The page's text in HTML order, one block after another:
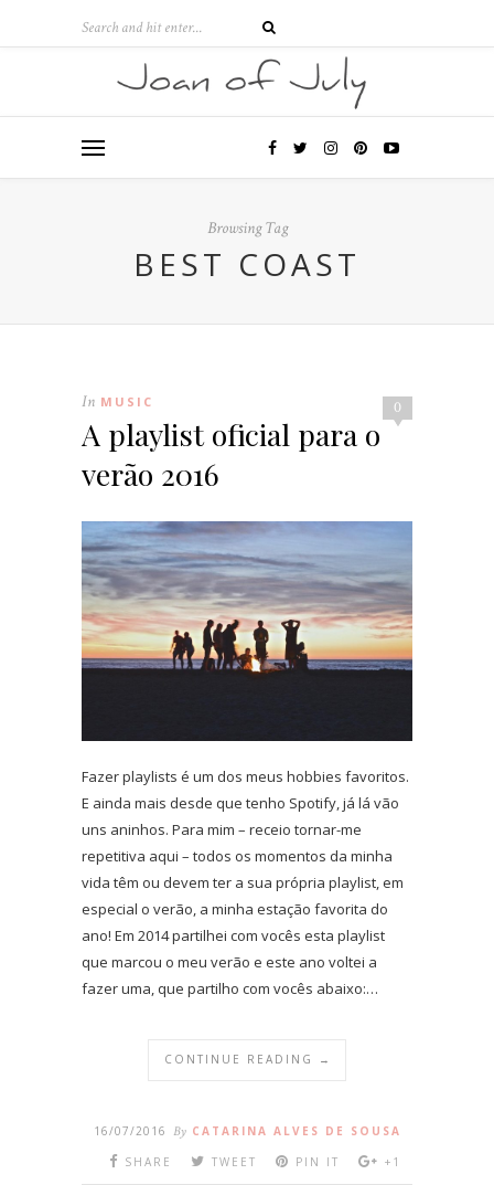
Browsing Tag
BEST COAST
0
In MUSIC
A playlist oficial para o
verão 2016
Fazer playlists é um dos meus hobbies favoritos.
E ainda mais desde que tenho Spotify, já lá vão
uns aninhos. Para mim – receio tornar-me
repetitiva aqui – todos os momentos da minha
vida têm ou devem ter a sua própria playlist, em
especial o verão, a minha estação favorita do
ano! Em 2014 partilhei com vocês esta playlist
que marcou o meu verão e este ano voltei a
fazer uma, que partilho com vocês abaixo:…
CONTINUE READING →
16/07/2016 By CATARINA ALVES DE SOUSA
SHARE
TWEET PIN IT +1